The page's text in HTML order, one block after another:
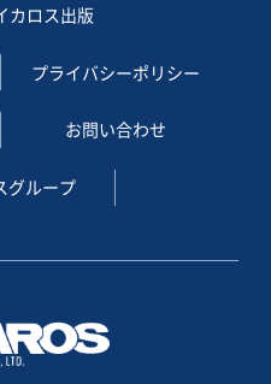
カロス出版
プライバシーポリシー
お問い合わせ
グループ